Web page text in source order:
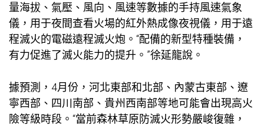
量海拔、氣壓、風向、風速等數據的手持風速氣象
儀，用于夜間查看火場的紅外熱成像夜視儀，用于遠
程滅火的電磁遠程滅火炮。“配備的新型特種裝備，
有力促進了滅火能力的提升。”徐延龍說。
據預測，4月份，河北東部和北部、內蒙古東部、遼
寧西部、四川南部、貴州西南部等地可能會出現高火
險等級時段。“當前森林草原防滅火形勢嚴峻復雜，